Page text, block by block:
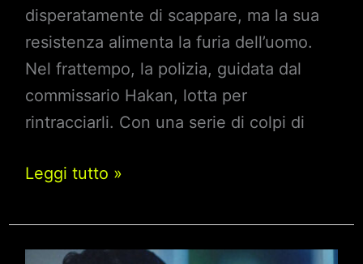
disperatamente di scappare, ma la sua
resistenza alimenta la furia dell’uomo.
Nel frattempo, la polizia, guidata dal
commissario Hakan, lotta per
rintracciarli. Con una serie di colpi di
Endless
anticipazioni
dal
Leggi tutto »